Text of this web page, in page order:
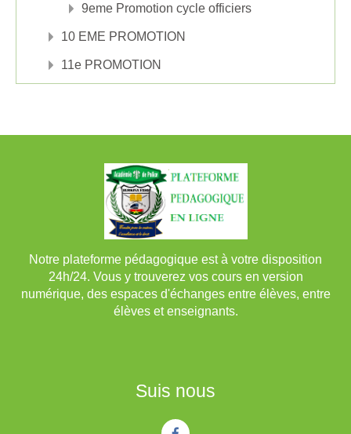
9eme Promotion cycle officiers
10 EME PROMOTION
11e PROMOTION
Notre plateforme pédagogique est à votre disposition
24h/24. Vous y trouverez vos cours en version
numérique, des espaces d'échanges entre élèves, entre
élèves et enseignants.
Suis nous